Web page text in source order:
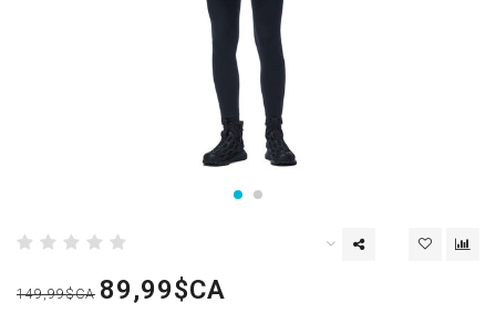
149,99$CA 89,99$CA